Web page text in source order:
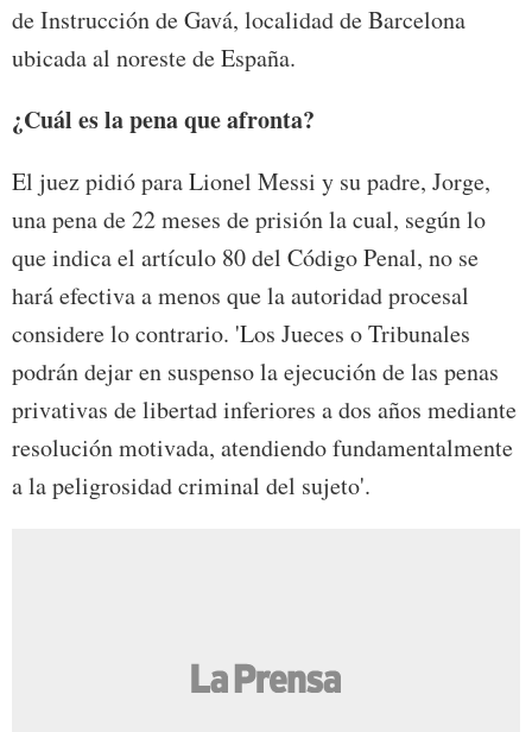
de Instrucción de Gavá, localidad de Barcelona
ubicada al noreste de España.
¿Cuál es la pena que afronta?
El juez pidió para Lionel Messi y su padre, Jorge,
una pena de 22 meses de prisión la cual, según lo
que indica el artículo 80 del Código Penal, no se
hará efectiva a menos que la autoridad procesal
considere lo contrario. 'Los Jueces o Tribunales
podrán dejar en suspenso la ejecución de las penas
privativas de libertad inferiores a dos años mediante
resolución motivada, atendiendo fundamentalmente
a la peligrosidad criminal del sujeto'.